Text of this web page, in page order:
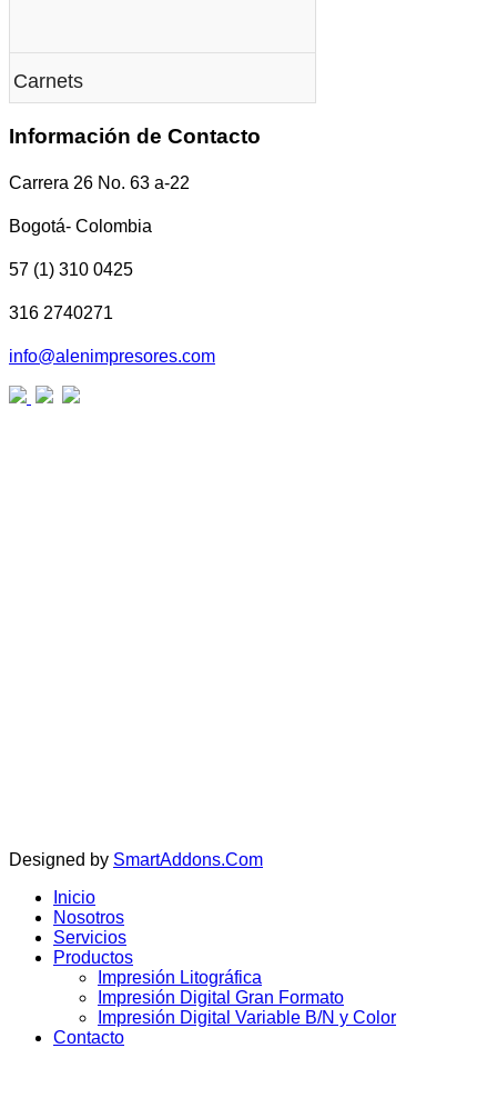
Carnets
Información de Contacto
Carrera 26 No. 63 a-22
Bogotá- Colombia
57 (1) 310 0425
316 2740271
info@alenimpresores.com
Designed by SmartAddons.Com
Inicio
Nosotros
Servicios
Productos
Impresión Litográfica
Impresión Digital Gran Formato
Impresión Digital Variable B/N y Color
Contacto